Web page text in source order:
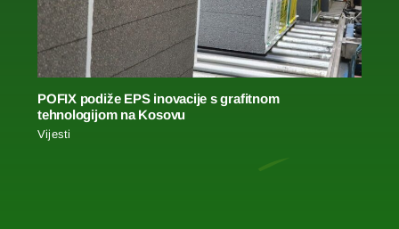
POFIX podiže EPS inovacije s grafitnom
tehnologijom na Kosovu
Vijesti